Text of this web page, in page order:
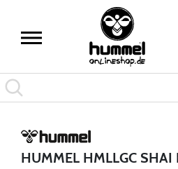
HUMMEL HMLLGC SHAI